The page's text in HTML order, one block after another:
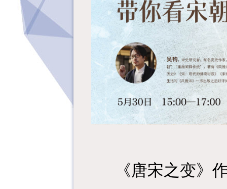
《唐宋之变》